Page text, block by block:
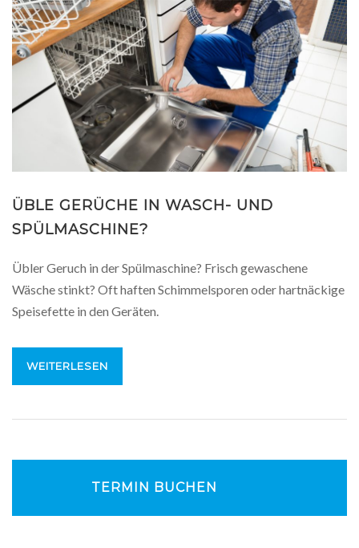
ÜBLE GERÜCHE IN WASCH- UND
SPÜLMASCHINE?
Übler Geruch in der Spülmaschine? Frisch gewaschene
Wäsche stinkt? Oft haften Schimmelsporen oder hartnäckige
Speisefette in den Geräten.
WEITERLESEN
TERMIN BUCHEN